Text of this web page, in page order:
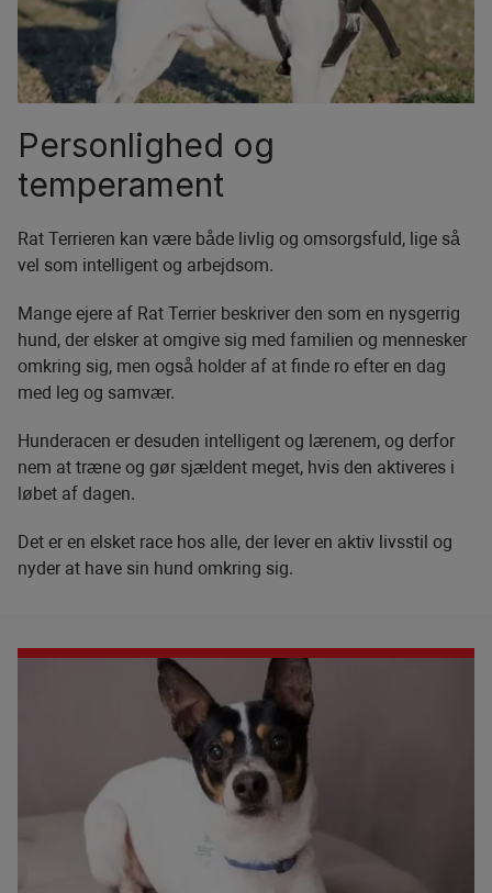
Personlighed og
temperament
Rat Terrieren kan være både livlig og omsorgsfuld, lige så
vel som intelligent og arbejdsom.
Mange ejere af Rat Terrier beskriver den som en nysgerrig
hund, der elsker at omgive sig med familien og mennesker
omkring sig, men også holder af at finde ro efter en dag
med leg og samvær.
Hunderacen er desuden intelligent og lærenem, og derfor
nem at træne og gør sjældent meget, hvis den aktiveres i
løbet af dagen.
Det er en elsket race hos alle, der lever en aktiv livsstil og
nyder at have sin hund omkring sig.